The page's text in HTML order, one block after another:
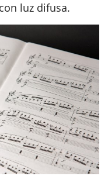
luz difusa.